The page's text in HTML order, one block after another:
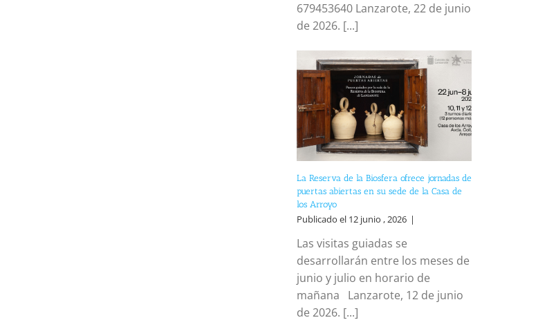
679453640 Lanzarote, 22 de junio
de 2026. [...]
La Reserva de la Biosfera ofrece jornadas de
puertas abiertas en su sede de la Casa de
los Arroyo
Publicado el 12 junio , 2026 |
Las visitas guiadas se
desarrollarán entre los meses de
junio y julio en horario de
mañana Lanzarote, 12 de junio
de 2026. [...]